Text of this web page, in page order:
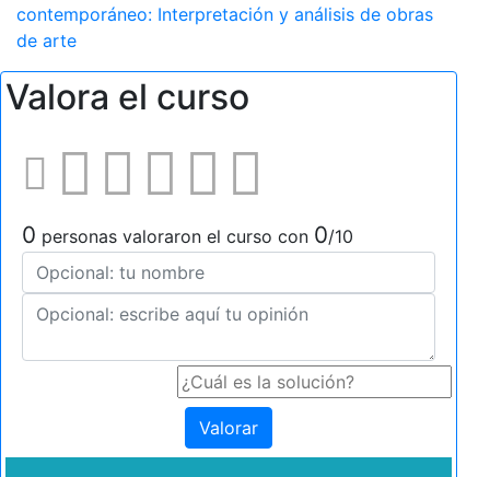
contemporáneo: Interpretación y análisis de obras
de arte
Valora el curso
0 personas valoraron el curso con 0/10
Valorar